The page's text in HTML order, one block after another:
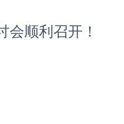
会顺利召开！